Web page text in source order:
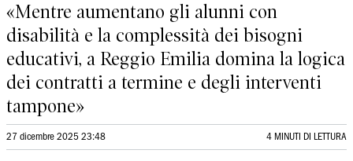
«Mentre aumentano gli alunni con
disabilità e la complessità dei bisogni
educativi, a Reggio Emilia domina la logica
dei contratti a termine e degli interventi
tampone»
27 dicembre 2025 23:48 4 MINUTI DI LETTURA